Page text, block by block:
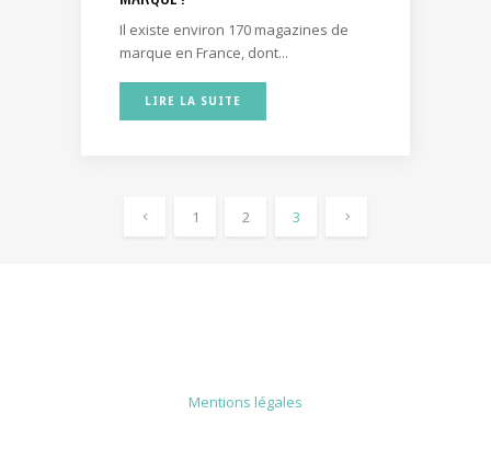
Il existe environ 170 magazines de
marque en France, dont...
LIRE LA SUITE
1 2 3
Mentions légales